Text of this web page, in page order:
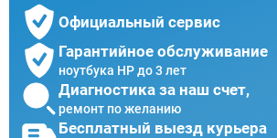
Официальный сервис
Гарантийное обслуживание
ноутбука HP до 3 лет
Диагностика за наш счет,
ремонт по желанию
Бесплатный выезд курьера